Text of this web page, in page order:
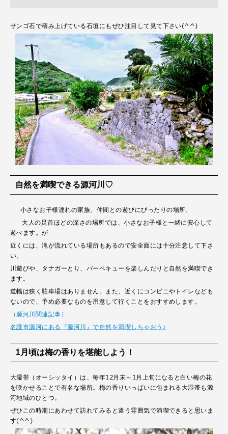
サンゴ石で積み上げている石垣にもぜひ注目して見て下さい(^^)
自然を満喫できる源河川♡
小さなお子様連れの家族、仲間との遊びにぴったりの場所。
大人の足首ほどの深さの場所では、小さなお子様と一緒に安心して
遊べます。が
近くには、滝が流れている場所もあるので安全面には十分注意して下さ
い。
川遊びや、タナガーとり、バーベキューを楽しんだりと自然を満喫でき
ます。
道幅は狭く駐車場はありません。また、近くにコンビニやトイレなども
ないので、予め必要なものを用意して行くことをおすすめします。
（源河川関連記事）
名護市源河にある『源河川』で自然を満喫しちゃおう♪
1 月頃は梅の香りを堪能しよう！
大湿帯（オーシッタイ）は、毎年12月末～1月上旬になると白い梅の花
を咲かせることで有名な場所。梅の香りいっぱいに包まれる大湿帯も源
河地域のひとつ。
ぜひこの時期にあわせて訪れてみると違う雰囲気で満喫できると思いま
す(^^)